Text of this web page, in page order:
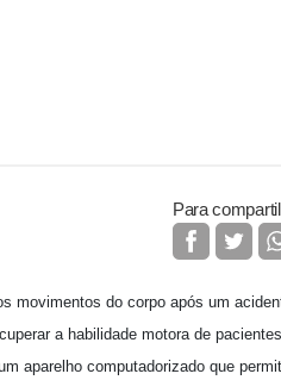
Para
movimentos do corpo após um
a habilidade motora de
aparelho computadorizado que